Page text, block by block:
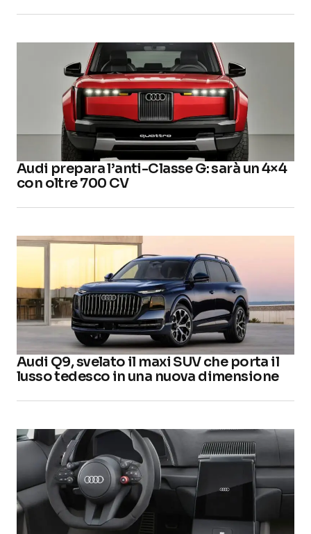
Audi prepara l’anti-Classe G: sarà un 4×4
con oltre 700 CV
Audi Q9, svelato il maxi SUV che porta il
lusso tedesco in una nuova dimensione